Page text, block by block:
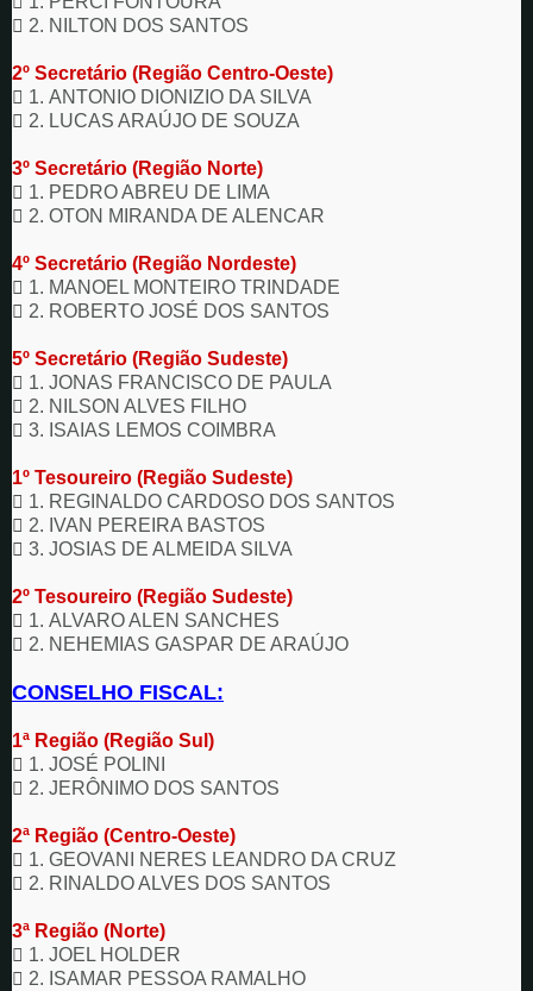
 2. NILTON DOS SANTOS
2º Secretário (Região Centro-Oeste)
 1. ANTONIO DIONIZIO DA SILVA
 2. LUCAS ARAÚJO DE SOUZA
3º Secretário (Região Norte)
 1. PEDRO ABREU DE LIMA
 2. OTON MIRANDA DE ALENCAR
4º Secretário (Região Nordeste)
 1. MANOEL MONTEIRO TRINDADE
 2. ROBERTO JOSÉ DOS SANTOS
5º Secretário (Região Sudeste)
 1. JONAS FRANCISCO DE PAULA
 2. NILSON ALVES FILHO
 3. ISAIAS LEMOS COIMBRA
1º Tesoureiro (Região Sudeste)
 1. REGINALDO CARDOSO DOS SANTOS
 2. IVAN PEREIRA BASTOS
 3. JOSIAS DE ALMEIDA SILVA
2º Tesoureiro (Região Sudeste)
 1. ALVARO ALEN SANCHES
 2. NEHEMIAS GASPAR DE ARAÚJO
CONSELHO FISCAL:
1ª Região (Região Sul)
 1. JOSÉ POLINI
 2. JERÔNIMO DOS SANTOS
2ª Região (Centro-Oeste)
 1. GEOVANI NERES LEANDRO DA CRUZ
 2. RINALDO ALVES DOS SANTOS
3ª Região (Norte)
 1. JOEL HOLDER
 2. ISAMAR PESSOA RAMALHO